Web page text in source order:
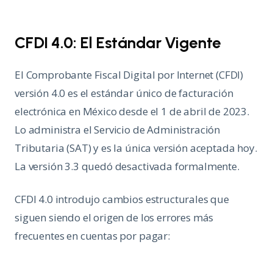
CFDI 4.0: El Estándar Vigente
El Comprobante Fiscal Digital por Internet (CFDI)
versión 4.0 es el estándar único de facturación
electrónica en México desde el 1 de abril de 2023.
Lo administra el Servicio de Administración
Tributaria (SAT) y es la única versión aceptada hoy.
La versión 3.3 quedó desactivada formalmente.
CFDI 4.0 introdujo cambios estructurales que
siguen siendo el origen de los errores más
frecuentes en cuentas por pagar: